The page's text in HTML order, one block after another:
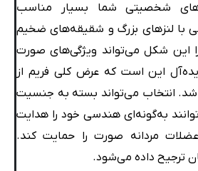
شخصیتی شما بسیار مناسب
با لنزهای بزرگ و شقیقه‌های ضخیم
این شکل می‌تواند ویژگی‌های صورت
این است که عرض کلی فریم از
انتخاب می‌تواند بسته به جنسیت
به‌گونه‌ای هندسی خود را هدایت
عضلات مردانه صورت را حمایت کند.
ترجیح داده می‌شود.